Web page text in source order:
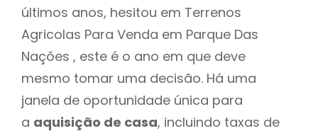
últimos anos, hesitou em Terrenos
Agricolas Para Venda em Parque Das
Nações , este é o ano em que deve
mesmo tomar uma decisão. Há uma
janela de oportunidade única para
a aquisição de casa, incluindo taxas de